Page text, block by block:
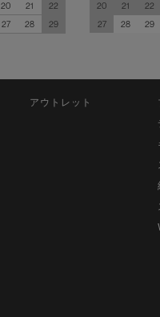
20 21
22
27 28
29
20
21 22
27
28 29
アウトレット